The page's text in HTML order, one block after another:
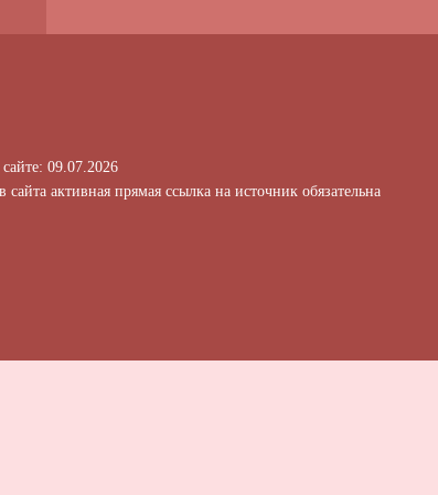
09.07.2026
активная прямая ссылка на источник обязательна